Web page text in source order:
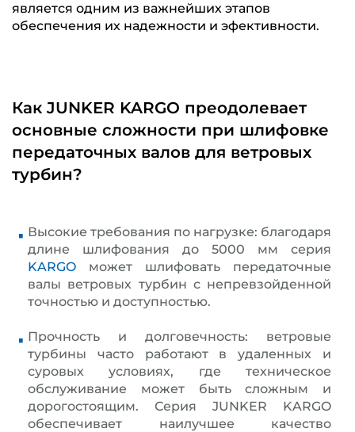
является одним из важнейших этапов
обеспечения их надежности и эфективности.
Как JUNKER KARGO преодолевает
основные сложности при шлифовке
передаточных валов для ветровых
турбин?
Высокие требования по нагрузке: благодаря
длине шлифования до 5000 мм серия
KARGO может шлифовать передаточные
валы ветровых турбин с непревзойденной
точностью и доступностью.
Прочность и долговечность: ветровые
турбины часто работают в удаленных и
суровых условиях, где техническое
обслуживание может быть сложным и
дорогостоящим. Серия JUNKER KARGO
обеспечивает наилучшее качество